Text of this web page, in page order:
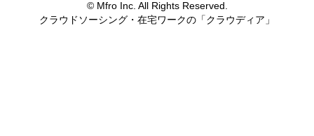
© Mfro Inc. All Rights Reserved.
クラウドソーシング・在宅ワークの「クラウディア」